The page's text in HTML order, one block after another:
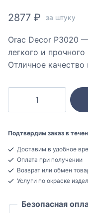
2877 ₽ за штуку
Orac Decor P3020
легкого и
Отличное качество
Decor
Молдинг
декоративный
Полиуретан
Подтвердим заказ в
Доставим в удобное
Оплата при получении
Возврат или обмен
Услуги по окраске
Безопасная